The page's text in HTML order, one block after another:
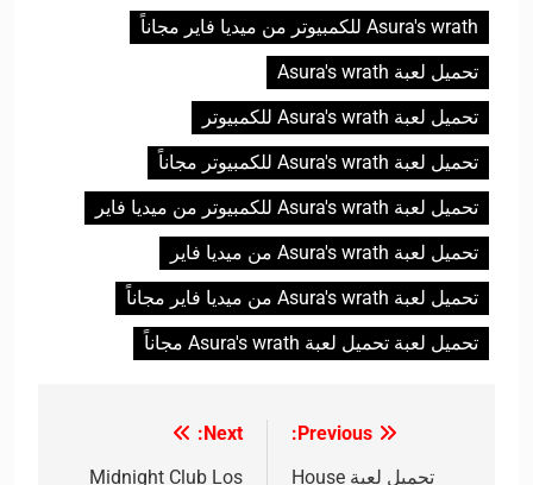
Asura's wrath للكمبيوتر من ميديا فاير مجاناً
تحميل لعبة Asura's wrath
تحميل لعبة Asura's wrath للكمبيوتر
تحميل لعبة Asura's wrath للكمبيوتر مجاناً
تحميل لعبة Asura's wrath للكمبيوتر من ميديا فاير
تحميل لعبة Asura's wrath من ميديا فاير
تحميل لعبة Asura's wrath من ميديا فاير مجاناً
تحميل لعبة تحميل لعبة Asura's wrath مجاناً
Previous:
تحميل لعبة House
Next:
Midnight Club Los